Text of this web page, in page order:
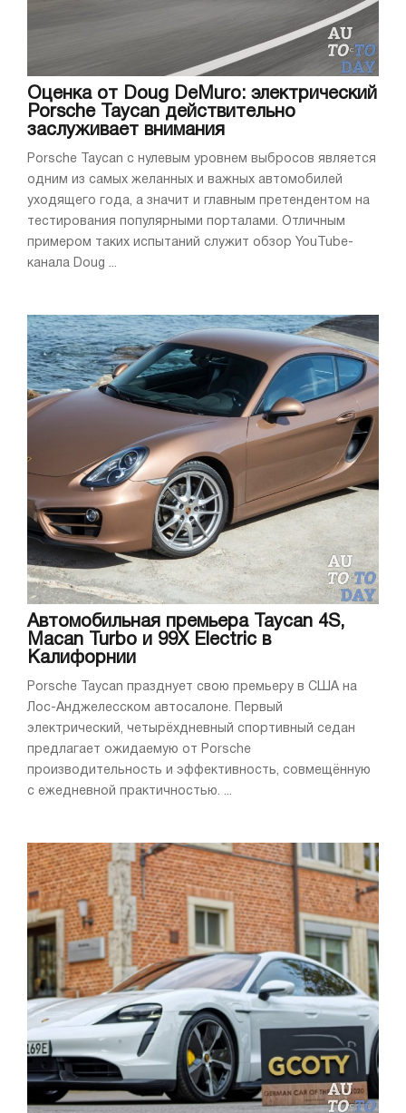
Оценка от Doug DeMuro: электрический
Porsche Taycan действительно
заслуживает внимания
Porsche Taycan с нулевым уровнем выбросов является
одним из самых желанных и важных автомобилей
уходящего года, а значит и главным претендентом на
тестирования популярными порталами. Отличным
примером таких испытаний служит обзор YouTube-
канала Doug ...
Автомобильная премьера Taycan 4S,
Macan Turbo и 99X Electric в
Калифорнии
Porsche Taycan празднует свою премьеру в США на
Лос-Анджелесском автосалоне. Первый
электрический, четырёхдневный спортивный седан
предлагает ожидаемую от Porsche
производительность и эффективность, совмещённую
с ежедневной практичностью. ...